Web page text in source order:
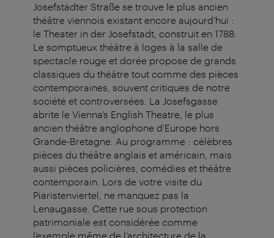
Josefstädter Straße se trouve le plus ancien
théâtre viennois existant encore aujourd’hui :
le Theater in der Josefstadt, construit en 1788.
Le somptueux théâtre à loges à la salle de
spectacle rouge et dorée propose de grands
classiques du théâtre tout comme des pièces
contemporaines, souvent critiques de notre
société et controversées. La Josefsgasse
abrite le Vienna’s English Theatre, le plus
ancien théâtre anglophone d’Europe hors
Grande-Bretagne. Au programme : célèbres
pièces du théâtre anglais et américain, mais
aussi pièces policières, comédies et théâtre
contemporain. Lors de votre visite du
Piaristenviertel, ne manquez pas la
Lenaugasse. Cette rue sous protection
patrimoniale est considérée comme
l’exemple même de l’architecture de la